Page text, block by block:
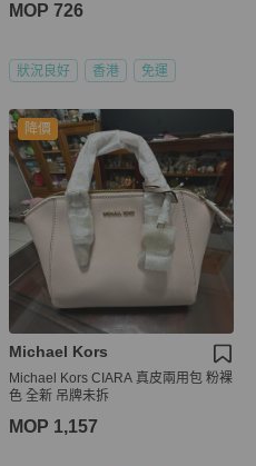
MOP 726
狀況良好 香港 免運
降價
Michael Kors
Michael Kors CIARA 真皮兩用包 粉裸
色 全新 吊牌未拆
MOP 1,157